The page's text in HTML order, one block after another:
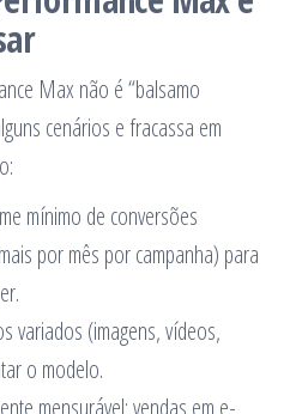
Max não é “balsamo
cenários e fracassa em
mínimo de conversões
por mês por campanha) para
variados (imagens, vídeos,
o modelo.